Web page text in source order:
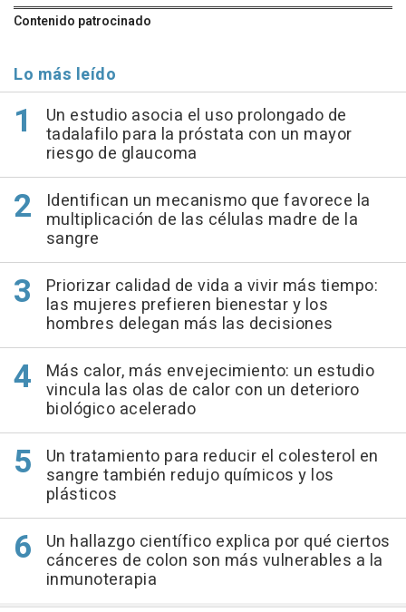
Contenido patrocinado
Lo más leído
Un estudio asocia el uso prolongado de
tadalafilo para la próstata con un mayor
riesgo de glaucoma
Identifican un mecanismo que favorece la
multiplicación de las células madre de la
sangre
Priorizar calidad de vida a vivir más tiempo:
las mujeres prefieren bienestar y los
hombres delegan más las decisiones
Más calor, más envejecimiento: un estudio
vincula las olas de calor con un deterioro
biológico acelerado
Un tratamiento para reducir el colesterol en
sangre también redujo químicos y los
plásticos
Un hallazgo científico explica por qué ciertos
cánceres de colon son más vulnerables a la
inmunoterapia